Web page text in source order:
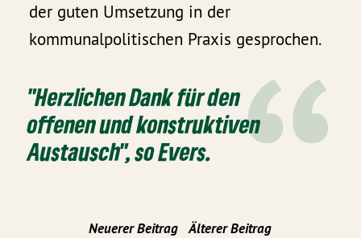
der guten Umsetzung in der
kommunalpolitischen Praxis gesprochen.
"Herzlichen Dank für den
offenen und konstruktiven
Austausch", so Evers.
Neuerer Beitrag Älterer Beitrag